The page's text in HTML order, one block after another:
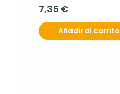
7,35 €
Añadir al carrito